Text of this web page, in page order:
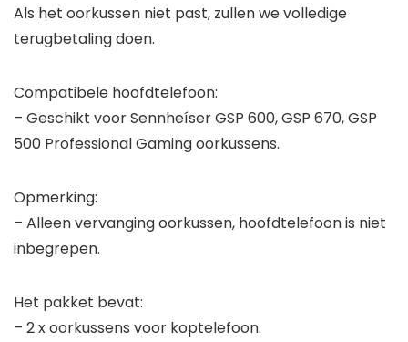
Als het oorkussen niet past, zullen we volledige
terugbetaling doen.
Compatibele hoofdtelefoon:
– Geschikt voor Sennheíser GSP 600, GSP 670, GSP
500 Professional Gaming oorkussens.
Opmerking:
– Alleen vervanging oorkussen, hoofdtelefoon is niet
inbegrepen.
Het pakket bevat:
– 2 x oorkussens voor koptelefoon.